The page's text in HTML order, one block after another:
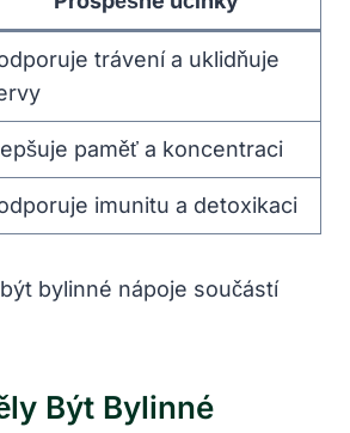
trávení a uklidňuje
paměť a koncentraci
imunitu a detoxikaci
Být Bylinné